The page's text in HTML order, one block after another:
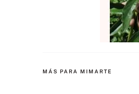
MÁS PARA MIMARTE